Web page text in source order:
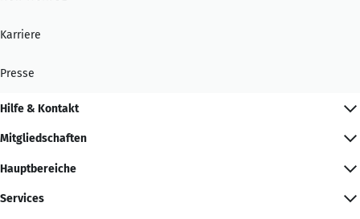
Karriere
Presse
Hilfe & Kontakt
Mitgliedschaften
Hauptbereiche
Services